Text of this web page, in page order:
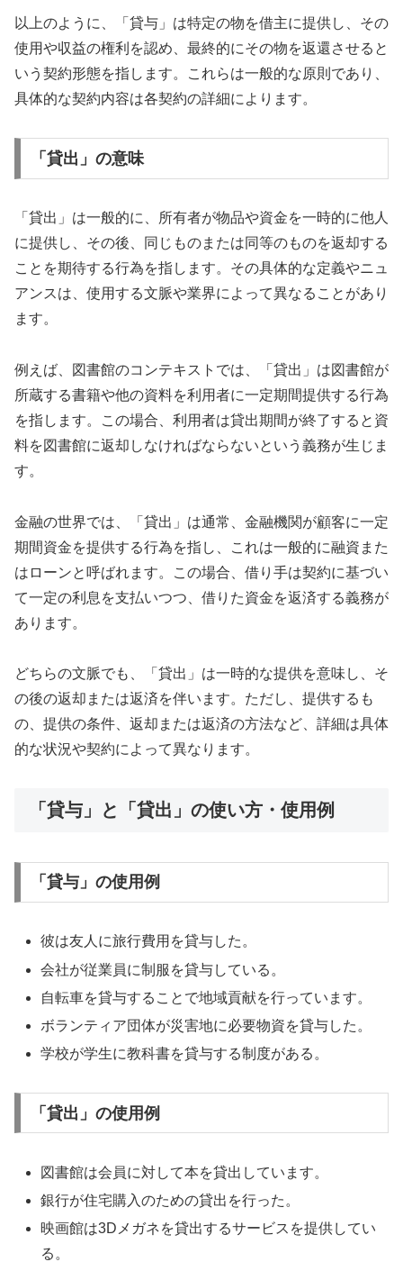
以上のように、「貸与」は特定の物を借主に提供し、その
使用や収益の権利を認め、最終的にその物を返還させると
いう契約形態を指します。これらは一般的な原則であり、
具体的な契約内容は各契約の詳細によります。
「貸出」の意味
「貸出」は一般的に、所有者が物品や資金を一時的に他人
に提供し、その後、同じものまたは同等のものを返却する
ことを期待する行為を指します。その具体的な定義やニュ
アンスは、使用する文脈や業界によって異なることがあり
ます。
例えば、図書館のコンテキストでは、「貸出」は図書館が
所蔵する書籍や他の資料を利用者に一定期間提供する行為
を指します。この場合、利用者は貸出期間が終了すると資
料を図書館に返却しなければならないという義務が生じま
す。
金融の世界では、「貸出」は通常、金融機関が顧客に一定
期間資金を提供する行為を指し、これは一般的に融資また
はローンと呼ばれます。この場合、借り手は契約に基づい
て一定の利息を支払いつつ、借りた資金を返済する義務が
あります。
どちらの文脈でも、「貸出」は一時的な提供を意味し、そ
の後の返却または返済を伴います。ただし、提供するも
の、提供の条件、返却または返済の方法など、詳細は具体
的な状況や契約によって異なります。
「貸与」と「貸出」の使い方・使用例
「貸与」の使用例
彼は友人に旅行費用を貸与した。
会社が従業員に制服を貸与している。
自転車を貸与することで地域貢献を行っています。
ボランティア団体が災害地に必要物資を貸与した。
学校が学生に教科書を貸与する制度がある。
「貸出」の使用例
図書館は会員に対して本を貸出しています。
銀行が住宅購入のための貸出を行った。
映画館は3Dメガネを貸出するサービスを提供してい
る。